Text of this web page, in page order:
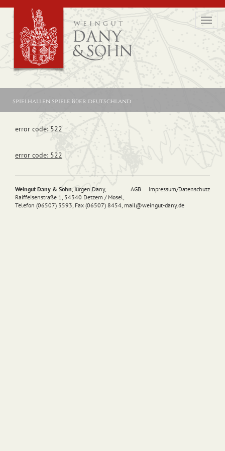
spielhallen spiele 80er deutschland
error code: 522
error code: 522
AGB Impressum/Datenschutz
Weingut Dany & Sohn, Jürgen Dany,
Raiffeisenstraße 1, 54340 Detzem / Mosel,
Telefon (06507) 3593, Fax (06507) 8454, mail@weingut-dany.de